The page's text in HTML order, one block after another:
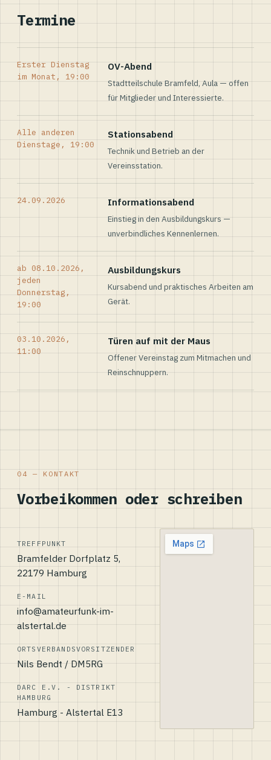
Termine
Erster Dienstag
im Monat, 19:00
OV-Abend
Stadtteilschule Bramfeld, Aula — offen
für Mitglieder und Interessierte.
Alle anderen
Dienstage, 19:00
Stationsabend
Technik und Betrieb an der
Vereinsstation.
24.09.2026 Informationsabend
Einstieg in den Ausbildungskurs —
unverbindliches Kennenlernen.
ab 08.10.2026,
jeden
Donnerstag,
19:00
Ausbildungskurs
Kursabend und praktisches Arbeiten am
Gerät.
03.10.2026,
11:00
Türen auf mit der Maus
Offener Vereinstag zum Mitmachen und
Reinschnuppern.
04 — KONTAKT
Vorbeikommen oder schreiben
TREFFPUNKT
Bramfelder Dorfplatz 5,
22179 Hamburg
E-MAIL
info@amateurfunk-im-
alstertal.de
ORTSVERBANDSVORSITZENDER
Nils Bendt / DM5RG
DARC E.V. - DISTRIKT
HAMBURG
Hamburg - Alstertal E13